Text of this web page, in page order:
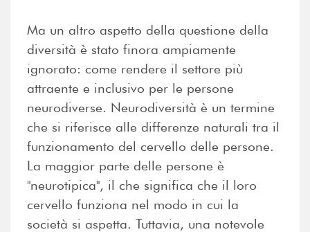
Ma un altro aspetto della questione della
diversità è stato finora ampiamente
ignorato: come rendere il settore più
attraente e inclusivo per le persone
neurodiverse. Neurodiversità è un termine
che si riferisce alle differenze naturali tra il
funzionamento del cervello delle persone.
La maggior parte delle persone è
"neurotipica", il che significa che il loro
cervello funziona nel modo in cui la
società si aspetta. Tuttavia, una notevole